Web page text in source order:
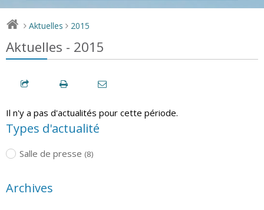
> Aktuelles > 2015
Aktuelles - 2015
Il n'y a pas d'actualités pour cette période.
Types d'actualité
Salle de presse (8)
Archives